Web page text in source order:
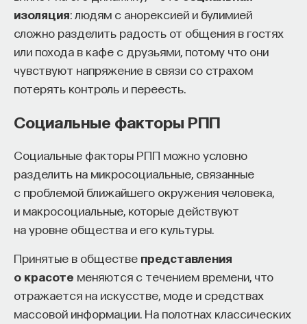
изоляция: людям с анорексией и булимией
сложно разделить радость от общения в гостях
или похода в кафе с друзьями, потому что они
чувствуют напряжение в связи со страхом
потерять контроль и переесть.
Социальные факторы РПП
Социальные факторы РПП можно условно
разделить на микросоциальные, связанные
с проблемой ближайшего окружения человека,
и макросоциальные, которые действуют
на уровне общества и его культуры.
Принятые в обществе представления
о красоте меняются с течением времени, что
отражается на искусстве, моде и средствах
массовой информации. На полотнах классических